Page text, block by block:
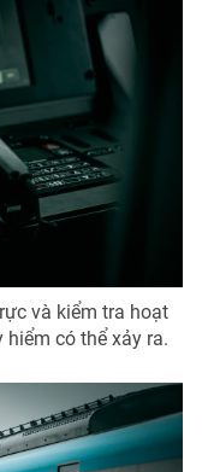
và kiểm tra hoạt
có thể xảy ra.